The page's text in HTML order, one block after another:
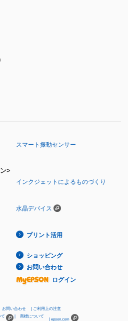
スマート振動センサー
>
インクジェットによるものづくり
水晶デバイス
プリント活用
ショッピング
お問い合わせ
ログイン
お問い合わせ
ご利用上の注意
て
商標について
epson.com